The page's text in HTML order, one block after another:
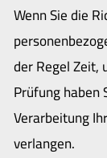
Wenn Sie die
der Regel Zeit,
Prüfung haben
Verarbeitung
verlangen.